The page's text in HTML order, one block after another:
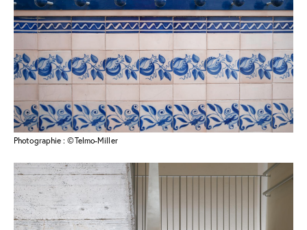
Photographie : ©Telmo-Miller